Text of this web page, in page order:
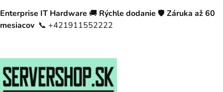
Enterprise IT Hardware 🚚 Rýchle dodanie 🛡️ Záruka až 60
mesiacov 📞 +421911552222